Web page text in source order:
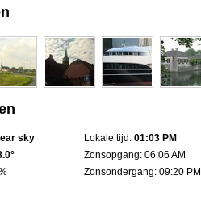
sky
Lokale tijd: 01:03 PM
Zonsopgang: 06:06 AM
Zonsondergang: 09:20 PM